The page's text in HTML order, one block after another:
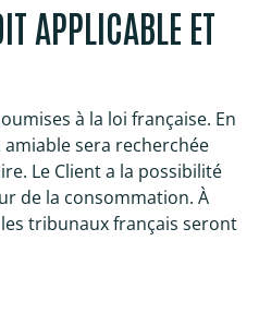
APPLICABLE ET
à la loi française. En
sera recherchée
Le Client a la possibilité
de la consommation. À
tribunaux français seront